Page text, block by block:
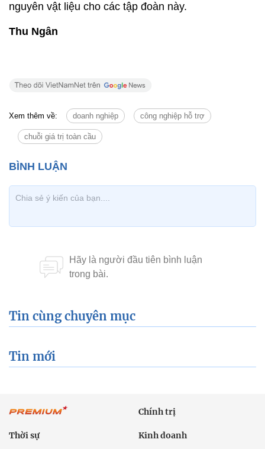
nguyên vật liệu cho các tập đoàn này.
Thu Ngân
Xem thêm về: doanh nghiệp công nghiệp hỗ trợ
chuỗi giá trị toàn cầu
Tin cùng chuyên mục
Tin mới
Chính trị
Thời sự Kinh doanh